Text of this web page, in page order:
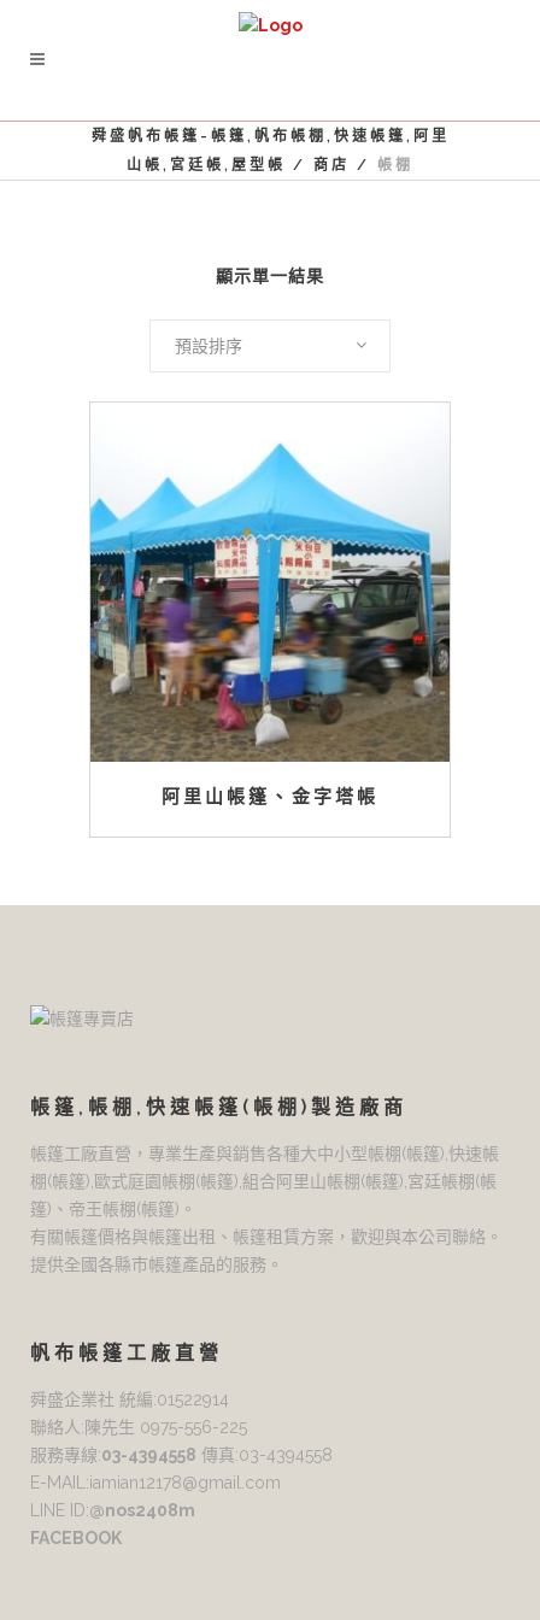
舜盛帆布帳篷-帳篷,帆布帳棚,快速帳篷,阿里
山帳,宮廷帳,屋型帳
/ 商店 / 帳棚
顯示單一結果
預設排序
阿里山帳篷、金字塔帳
帳篷,帳棚,快速帳篷(帳棚)製造廠商
帳篷工廠直營，專業生產與銷售各種大中小型帳棚(帳篷),快速帳
棚(帳篷),歐式庭園帳棚(帳篷),組合阿里山帳棚(帳篷),宮廷帳棚(帳
篷)、帝王帳棚(帳篷)。
有關帳篷價格與帳篷出租、帳篷租賃方案，歡迎與本公司聯絡。
提供全國各縣市帳篷產品的服務。
帆布帳篷工廠直營
舜盛企業社 統編:01522914
聯絡人:陳先生 0975-556-225
服務專線:03-4394558 傳真:03-4394558
E-MAIL:iamian12178@gmail.com
LINE ID:@nos2408m
FACEBOOK